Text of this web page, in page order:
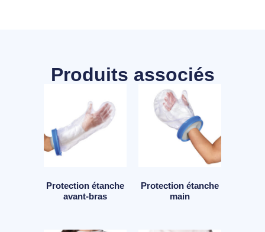
Produits associés
Protection étanche
avant-bras
Protection étanche
main